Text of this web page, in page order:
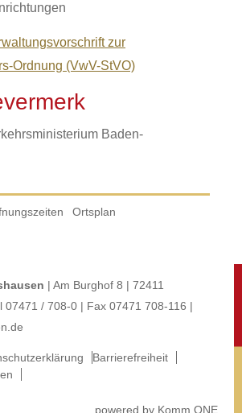
zur
Ordnung (VwV-StVO)
Baden-
Ortsplan
| Am Burghof 8 | 72411
07471 / 708-0 | Fax 07471 708-116 |
Barrierefreiheit
powered by Komm.ONE